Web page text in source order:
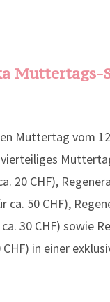
Muttertags-
Muttertag vom
vierteiliges
20 CHF),
ca. 50 CHF),
30 CHF) sowie
in einer